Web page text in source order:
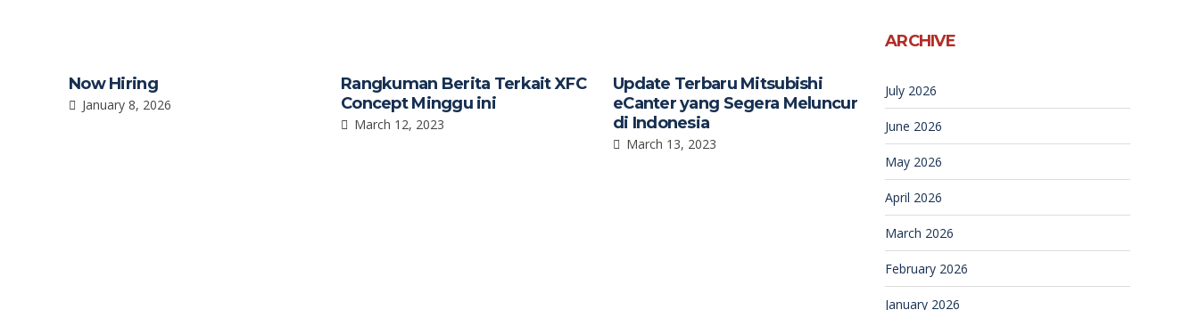
Now Hiring
January 8, 2026
Rangkuman Berita Terkait XFC
Concept Minggu ini
March 12, 2023
Update Terbaru Mitsubishi
eCanter yang Segera Meluncur
di Indonesia
March 13, 2023
ARCHIVE
July 2026
June 2026
May 2026
April 2026
March 2026
February 2026
January 2026